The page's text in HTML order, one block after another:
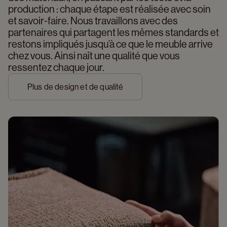
production : chaque étape est réalisée avec soin
et savoir-faire. Nous travaillons avec des
partenaires qui partagent les mêmes standards et
restons impliqués jusqu’à ce que le meuble arrive
chez vous. Ainsi naît une qualité que vous
ressentez chaque jour.
Plus de design et de qualité